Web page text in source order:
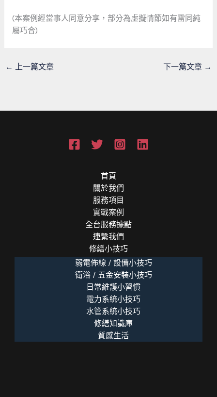
(本案例經當事人同意分享，部分為虛擬情節如有雷同純
屬巧合)
← 上一篇文章 下一篇文章 →
首頁
關於我們
服務項目
實戰案例
全台服務據點
連繫我們
修繕小技巧
弱電佈線 / 設備小技巧
衛浴 / 五金安裝小技巧
日常維護小習慣
電力系統小技巧
水管系統小技巧
修繕知識庫
質感生活